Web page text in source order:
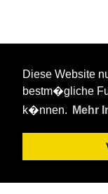
Diese Website
bestm�gliche
k�nnen.
Mehr